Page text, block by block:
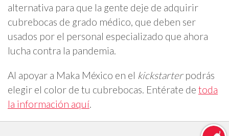
alternativa para que la gente deje de adquirir
cubrebocas de grado médico, que deben ser
usados por el personal especializado que ahora
lucha contra la pandemia.
Al apoyar a Maka México en el kickstarterpodrás
elegir el color de tu cubrebocas. Entérate de toda
la información aquí